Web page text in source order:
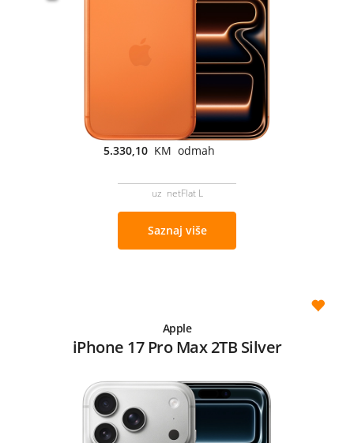
5.330,10 KM odmah
uz netFlat L
Saznaj više
Apple
iPhone 17 Pro Max 2TB Silver